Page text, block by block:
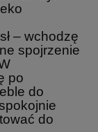
– wchodzę
spojrzenie
po
do
do